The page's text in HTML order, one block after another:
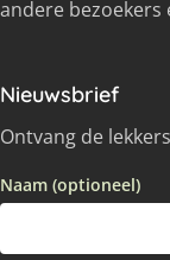
andere bezoekers
Nieuwsbrief
Ontvang de
Naam (optioneel)